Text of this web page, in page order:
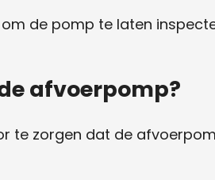
de pomp te laten
afvoerpomp?
te zorgen dat de